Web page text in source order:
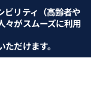
ビリティ（高齢者や
々がスムーズに利用
だけます。